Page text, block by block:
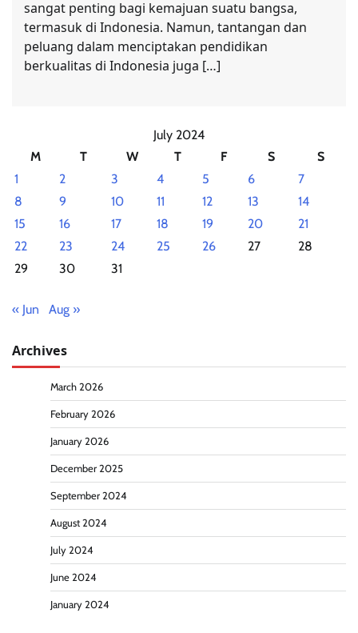
sangat penting bagi kemajuan suatu bangsa,
termasuk di Indonesia. Namun, tantangan dan
peluang dalam menciptakan pendidikan
berkualitas di Indonesia juga […]
July 2024
M
T W T F S
S
1
2 3 4 5 6
7
8
9 10 11 12 13
14
15
16 17 18 19 20
21
22
23 24 25 26 27
28
29
30 31
« Jun Aug »
Archives
March 2026
February 2026
January 2026
December 2025
September 2024
August 2024
July 2024
June 2024
January 2024